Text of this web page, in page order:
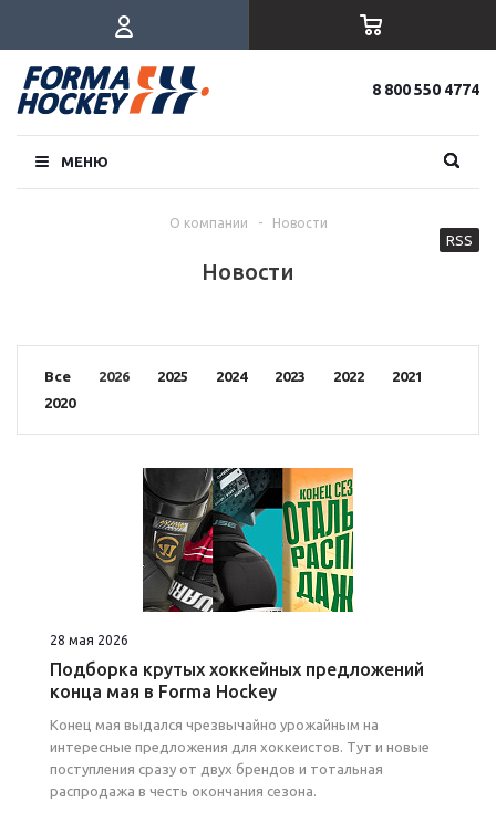
8 800 550 4774
МЕНЮ
О компании - Новости
Новости
RSS
Все 2026 2025 2024 2023 2022
2021
2020
28 мая 2026
Подборка крутых хоккейных предложений
конца мая в Forma Hockey
Конец мая выдался чрезвычайно урожайным на
интересные предложения для хоккеистов. Тут и новые
поступления сразу от двух брендов и тотальная
распродажа в честь окончания сезона.